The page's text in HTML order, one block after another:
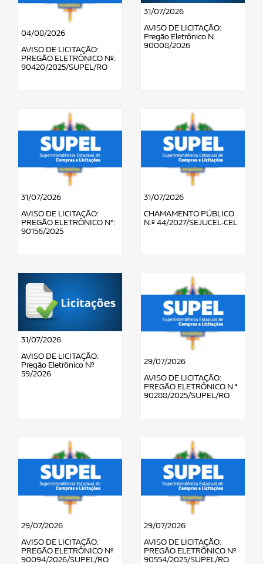
04/08/2026
AVISO DE LICITAÇÃO:
PREGÃO ELETRÔNICO Nº:
90420/2025/SUPEL/RO
31/07/2026
AVISO DE LICITAÇÃO:
Pregão Eletrônico N.
90008/2026
31/07/2026
AVISO DE LICITAÇÃO:
PREGÃO ELETRÔNICO N°:
90156/2025
31/07/2026
CHAMAMENTO PÚBLICO
N.º 44/2027/SEJUCEL-CEL
31/07/2026
AVISO DE LICITAÇÃO:
Pregão Eletrônico Nº
59/2026
29/07/2026
AVISO DE LICITAÇÃO:
PREGÃO ELETRÔNICO N.°
90288/2025/SUPEL/RO
29/07/2026
AVISO DE LICITAÇÃO:
PREGÃO ELETRÔNICO Nº
90094/2026/SUPEL/RO
29/07/2026
AVISO DE LICITAÇÃO:
PREGÃO ELETRÔNICO Nº
90554/2025/SUPEL/RO